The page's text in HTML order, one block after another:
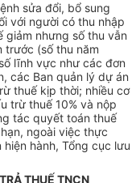
sửa đổi, bổ sung
với người có thu nhập
giảm nhưng số thu vẫn
trước (số thu năm
lĩnh vực như các đơn
các Ban quản lý dự án
thuế kịp thời; nhiều cơ
trừ thuế 10% và nộp
tác quyết toán thuế
ngoài việc thực
hành, Tổng cục lưu
THUẾ TNCN